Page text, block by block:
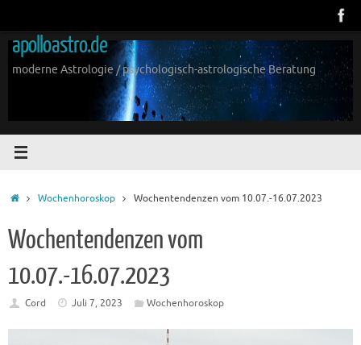
springen
apolloastro.de
moderne Astrologie / psychologisch-astrologische Beratung
StartWochenhoroskop Wochentendenzen vom 10.07.-16.07.2023
Wochentendenzen vom
10.07.-16.07.2023
Cord Juli 7, 2023 Wochenhoroskop